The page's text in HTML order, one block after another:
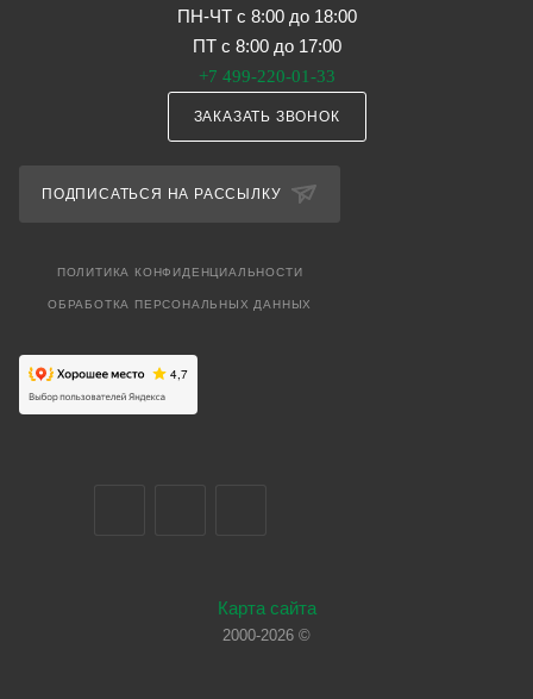
ПН-ЧТ с 8:00 до 18:00
ПТ с 8:00 до 17:00
+7 499-220-01-33
ЗАКАЗАТЬ ЗВОНОК
ПОДПИСАТЬСЯ НА РАССЫЛКУ
ПОЛИТИКА КОНФИДЕНЦИАЛЬНОСТИ
ОБРАБОТКА ПЕРСОНАЛЬНЫХ ДАННЫХ
Карта сайта
2000-2026 ©